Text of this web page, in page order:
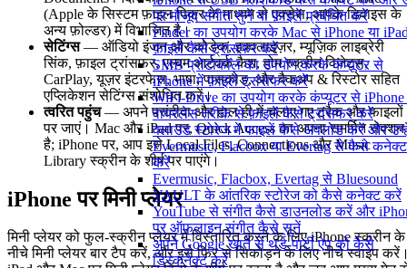
पर मौजूद संगीत सुनें या फ़ाइलें प्रबंधित करें
Finder का उपयोग करके Mac से iPhone या
फ़ाइलें कैसे ट्रांसफर करें
SMB प्रोटोकॉल का उपयोग करके कंप्यूटर से
iPhone में फ़ाइलें ट्रांसफर करें
WiFi-Drive का उपयोग करके कंप्यूटर से iPhone
वायरलेस तरीके से फ़ाइलें कैसे ट्रांसफर करें
क्लाउड स्टोरेज में फाइलें कैसे अपलोड करें और
Evermusic, Flacbox या Evertag से कैसे कनेक्ट
करें
Evermusic, Flacbox, Evertag से Bluesound
VAULT के आंतरिक स्टोरेज को कैसे कनेक्ट करें
YouTube से संगीत कैसे डाउनलोड करें और
पर ऑफ़लाइन संगीत कैसे सुनें
अपने Google खाते से थर्ड-पार्टी ऐप को कैसे
डिस्कनेक्ट करें
(Apple के सिस्टम फ़ाइल पिकर के माध्यम से एक्सेस, आपके डिवाइस के
अन्य फ़ोल्डर) में विभाजित है।
सेटिंग्स— ऑडियो इंजन और कोडेक, इक्वलाइज़र, म्यूज़िक लाइब्रेरी
सिंक, फ़ाइल ट्रांसफर, एल्बम आर्टवर्क कैश, होम स्क्रीन विजेट्स,
CarPlay, यूज़र इंटरफेस, भाषा, पासकोड, और बैकअप & रिस्टोर सहित
एप्लिकेशन सेटिंग्स संशोधित करें।
त्वरित पहुंच— अपने पसंदीदा और हाल ही में चलाए गए ट्रैक और फाइलों
पर जाएं। Mac और iPad पर, Quick Access का अपना समर्पित सेक्शन
है; iPhone पर, आप इसे Local Files, Connections और Music
Library स्क्रीन के शीर्ष पर पाएंगे।
iPhone पर मिनी प्लेयर
मिनी प्लेयर को फुल-स्क्रीन प्लेयर में विस्तारित करने के लिए iPhone स्क्रीन के
नीचे मिनी प्लेयर बार टैप करें, और इसे फिर से सिकोड़ने के लिए नीचे स्वाइप